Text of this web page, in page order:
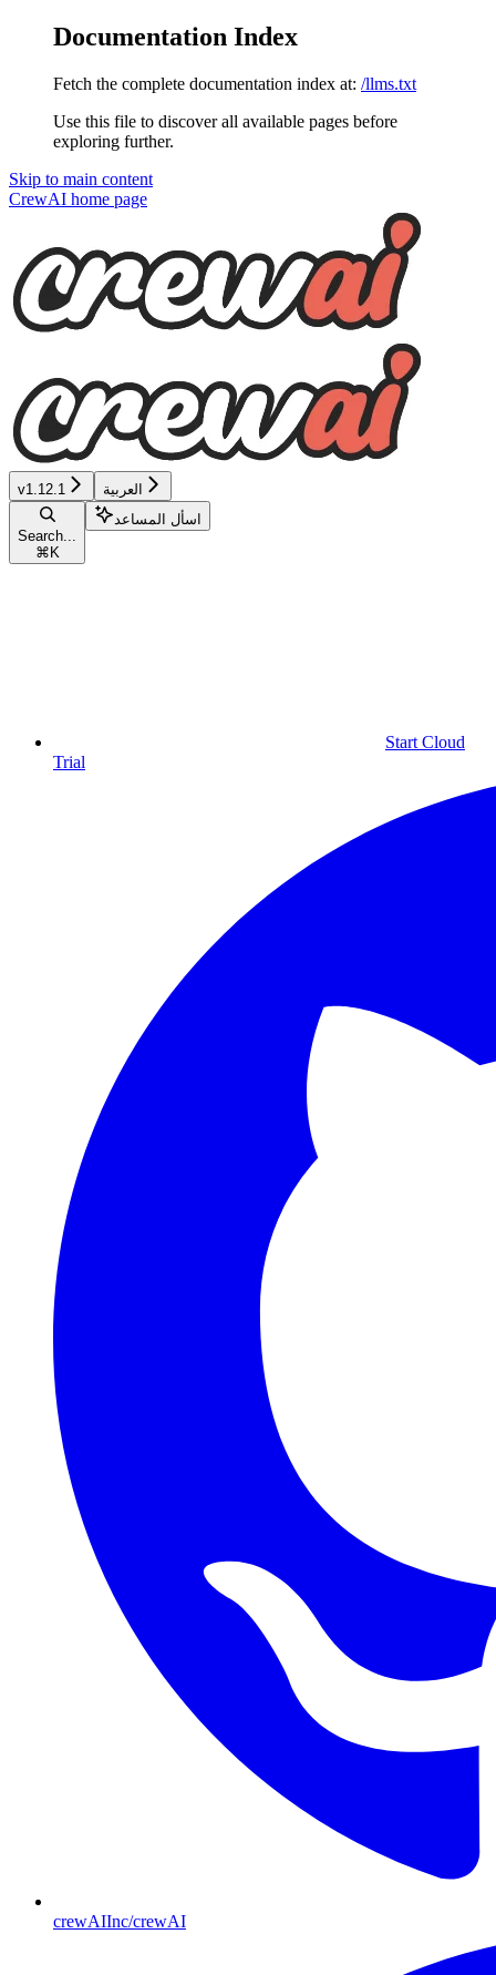
Documentation Index
Fetch the complete documentation index at: /llms.txt
Use this file to discover all available pages before
exploring further.
Skip to main content
CrewAI home page
v1.12.1 العربية
Search...
⌘ K
اسأل المساعد
Start Cloud
Trial
crewAIInc/crewAI